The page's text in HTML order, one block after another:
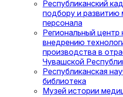
Республиканский
подбору и развитию
персонала
Региональный
внедрению
производства в
Чувашской
Республиканская
библиотека
Музей истории